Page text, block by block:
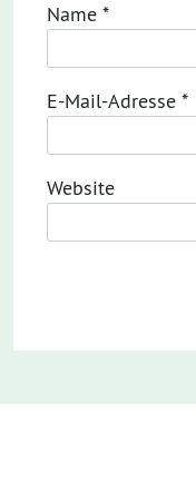
Name *
E-Mail-Adresse *
Website